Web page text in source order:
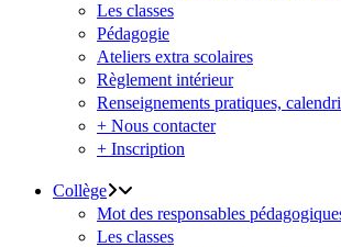
Les classes
Pédagogie
Ateliers extra scolaires
Règlement intérieur
Renseignements pratiques,
+ Nous contacter
+ Inscription
Collège
Mot des responsables
Les classes